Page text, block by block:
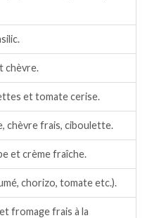
chèvre.
et tomate cerise.
chèvre frais, ciboulette.
et crème fraîche.
chorizo, tomate etc.).
fromage frais à la